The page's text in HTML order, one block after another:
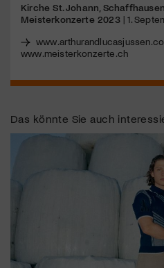
Kirche St. Johann, Schaffhausen
Meisterkonzerte 2023| 1.
www.meisterkonzerte.ch
Das könnte Sie auch